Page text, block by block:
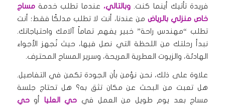
فريدة تأتيك أينما كنت. وبالتالي، عندما تطلب خدمةمساج
خاص منزلي بالرياضمن عندنا، أنت لا تطلب مدلكًا فقط؛ أنت
تطلب “مهندس راحة” خبير يفهم تماماً آلامك واحتياجاتك.
نبدأ رحلتك من اللحظة التي نصل فيها، حيث نُجهز الأجواء
الهادئة، والزيوت العطرية المريحة، وسرير المساج المحترف.
علاوة على ذلك، نحن نؤمن بأن الجودة تكمن في التفاصيل.
هل تعبت من البحث عن مكان تثق به؟ هل تحتاج جلسة
مساج بعد يوم طويل من العمل في حي العليا أوحي